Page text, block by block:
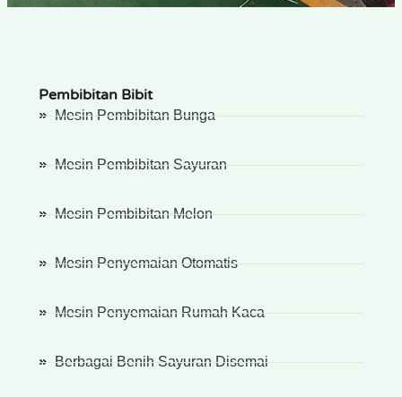
Pembibitan Bibit
Mesin Pembibitan Bunga
Mesin Pembibitan Sayuran
Mesin Pembibitan Melon
Mesin Penyemaian Otomatis
Mesin Penyemaian Rumah Kaca
Berbagai Benih Sayuran Disemai